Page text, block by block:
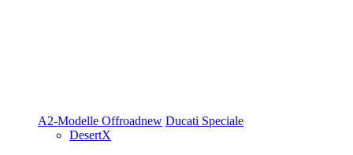
A2-Modelle Offroadnew Ducati Speciale
DesertX